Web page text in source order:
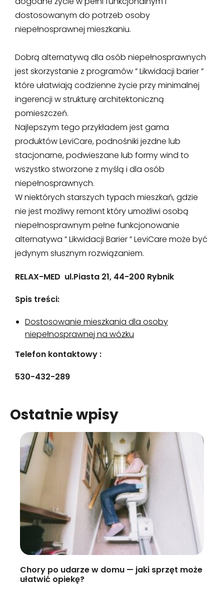
dostosowanym do potrzeb osoby
niepełnosprawnej mieszkaniu.
Dobrą alternatywą dla osób niepełnosprawnych
jest skorzystanie z programów ” Likwidacji barier ”
które ułatwiają codzienne życie przy minimalnej
ingerencji w strukturę architektoniczną
pomieszczeń.
Najlepszym tego przykładem jest gama
produktów LeviCare, podnośniki jezdne lub
stacjonarne, podwieszane lub formy wind to
wszystko stworzone z myślą i dla osób
niepełnosprawnych.
W niektórych starszych typach mieszkań, gdzie
nie jest możliwy remont który umożliwi osobą
niepełnosprawnym pełne funkcjonowanie
alternatywa ” Likwidacji Barier ” LeviCare może być
jedynym słusznym rozwiązaniem.
RELAX-MED ul.Piasta 21, 44-200 Rybnik
Spis treści:
Dostosowanie mieszkania dla osoby
niepełnosprawnej na wózku
Telefon kontaktowy :
530-432-289
Ostatnie wpisy
Chory po udarze w domu — jaki sprzęt może
ułatwić opiekę?